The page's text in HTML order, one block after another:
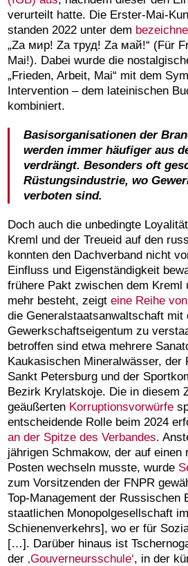
verurteilt hatte. Die Erster-Mai-
standen 2022 unter dem
„Za мир! Zа труд! Zа май!“ (Für
Mai!). Dabei wurde die
„Frieden, Arbeit, Mai“ mit dem
Intervention – dem lateinischen
kombiniert.
Basisorganisationen der
werden immer häufiger aus
verdrängt. Besonders oft
Rüstungsindustrie, wo
verboten sind.
Doch auch die unbedingte
Kreml und der Treueid auf den
konnten den Dachverband nicht
Einfluss und Eigenständigkeit
frühere Pakt zwischen dem Kreml
mehr besteht, zeigteine Reihe
die Generalstaatsanwaltschaft mit
Gewerkschaftseigentum zu
betroffen sind etwa mehrere
Kaukasischen Mineralwässer, der
Sankt Petersburg und der
Bezirk Krylatskoje. Die in diesem
geäußerten Korruptionsvorwürfe
entscheidende Rolle beim 2024
an der Spitze des Verbandes.
jährigen Schmakow, der auf einen
Posten wechseln musste, wurde
zum Vorsitzenden der FNPR
Top-Management der Russischen
staatlichen Monopolgesellschaft
Schienenverkehrs], wo er für
[…]. Darüber hinaus ist
der ‚Gouverneursschule‘, in der